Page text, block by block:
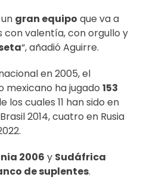
gran equipo que va a
con valentía, con orgullo y
“, añadió Aguirre.
en 2005, el
ha jugado 153
los cuales 11 han sido en
2014, cuatro en Rusia
2006 y Sudáfrica
de suplentes.